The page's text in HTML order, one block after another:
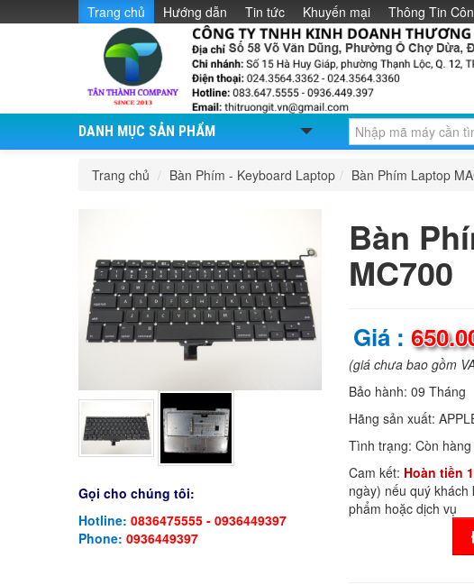
Trang chủ Hướng dẫn Tin tức Khuyến mại Thông Tin
DANH MỤC SẢN PHẨM
Trang chủ / Bàn Phím - Keyboard Laptop / Bàn Phím Laptop
Gọi cho chúng tôi:
Hotline: 0836475555 - 0936449397
Phone: 0936449397
Bàn
MC700
Giá :
(giá chưa bao gồm
Bảo hành: 09 Tháng
Hãng sản xuất:
Tình trạng: Còn hàng
Cam kết: Hoàn tiền
ngày) nếu quý
phẩm hoặc dịch vụ